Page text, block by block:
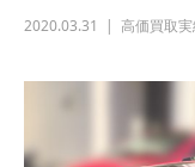
2020.03.31 高価買取実